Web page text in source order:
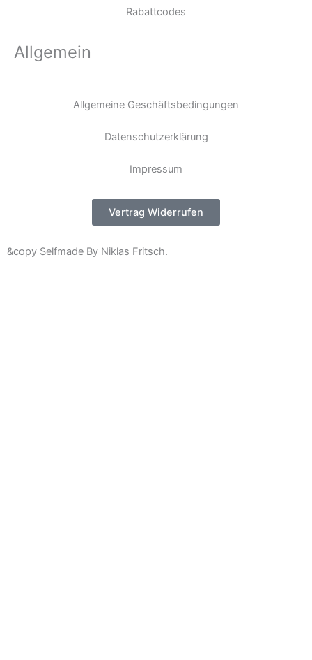
Rabattcodes
Allgemein
Allgemeine Geschäftsbedingungen
Datenschutzerklärung
Impressum
Vertrag Widerrufen
&copy Selfmade By Niklas Fritsch.